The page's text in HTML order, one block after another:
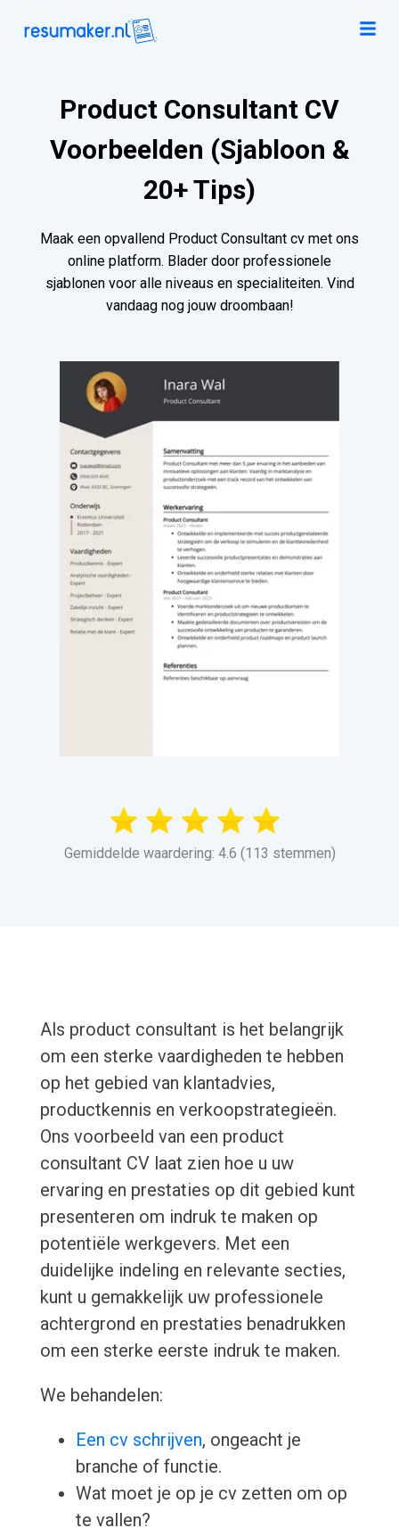
Product Consultant CV
Voorbeelden (Sjabloon &
20+ Tips)
Maak een opvallend Product Consultant cv met ons
online platform. Blader door professionele
sjablonen voor alle niveaus en specialiteiten. Vind
vandaag nog jouw droombaan!
Gemiddelde waardering: 4.6 (113 stemmen)
Als product consultant is het belangrijk
om een sterke vaardigheden te hebben
op het gebied van klantadvies,
productkennis en verkoopstrategieën.
Ons voorbeeld van een product
consultant CV laat zien hoe u uw
ervaring en prestaties op dit gebied kunt
presenteren om indruk te maken op
potentiële werkgevers. Met een
duidelijke indeling en relevante secties,
kunt u gemakkelijk uw professionele
achtergrond en prestaties benadrukken
om een sterke eerste indruk te maken.
We behandelen:
Een cv schrijven, ongeacht je
branche of functie.
Wat moet je op je cv zetten om op
te vallen?